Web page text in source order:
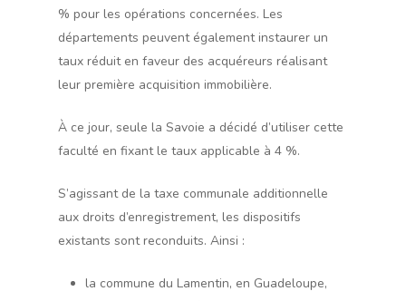
% pour les opérations concernées. Les
départements peuvent également instaurer un
taux réduit en faveur des acquéreurs réalisant
leur première acquisition immobilière.
À ce jour, seule la Savoie a décidé d’utiliser cette
faculté en fixant le taux applicable à 4 %.
S’agissant de la taxe communale additionnelle
aux droits d’enregistrement, les dispositifs
existants sont reconduits. Ainsi :
la commune du Lamentin, en Guadeloupe,